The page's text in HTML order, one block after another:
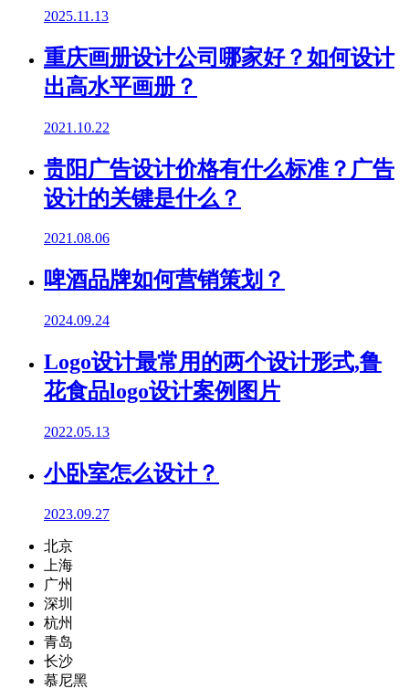
2025.11.13
重庆画册设计公司哪家好？如何设计
出高水平画册？
2021.10.22
贵阳广告设计价格有什么标准？广告
设计的关键是什么？
2021.08.06
啤酒品牌如何营销策划？
2024.09.24
Logo设计最常用的两个设计形式,鲁
花食品logo设计案例图片
2022.05.13
小卧室怎么设计？
2023.09.27
北京
上海
广州
深圳
杭州
青岛
长沙
慕尼黑